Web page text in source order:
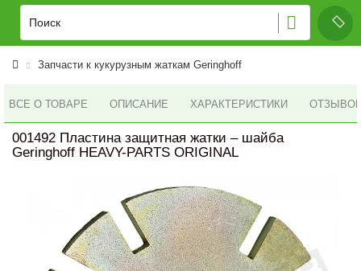
Запчасти к кукурузным жаткам Geringhoff
ВСЕ О ТОВАРЕ ОПИСАНИЕ ХАРАКТЕРИСТИКИ ОТЗЫВОВ
001492 Пластина защитная жатки – шайба
Geringhoff HEAVY-PARTS ORIGINAL